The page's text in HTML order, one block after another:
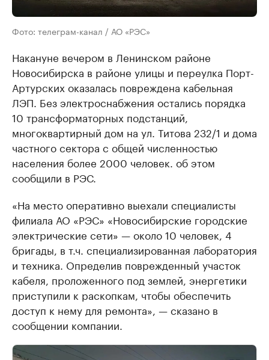
Фото: телеграм-канал / АО «РЭС»
Накануне вечером в Ленинском районе
Новосибирска в районе улицы и переулка Порт-
Артурских оказалась повреждена кабельная
ЛЭП. Без электроснабжения остались порядка
10 трансформаторных подстанций,
многоквартирный дом на ул. Титова 232/1 и дома
частного сектора с общей численностью
населения более 2000 человек. об этом
сообщили в РЭС.
«На место оперативно выехали специалисты
филиала АО «РЭС» «Новосибирские городские
электрические сети» — около 10 человек, 4
бригады, в т.ч. специализированная лаборатория
и техника. Определив поврежденный участок
кабеля, проложенного под землей, энергетики
приступили к раскопкам, чтобы обеспечить
доступ к нему для ремонта», — сказано в
сообщении компании.